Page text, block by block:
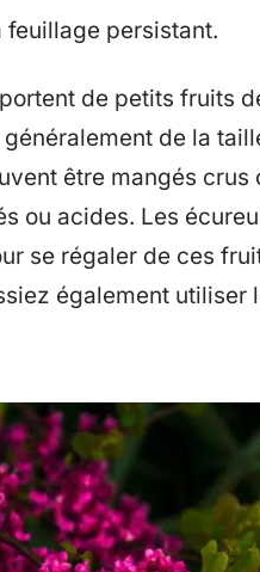
feuillage persistant.
de petits fruits
de la
être mangés
ou acides. Les
se régaler de ces
également utiliser